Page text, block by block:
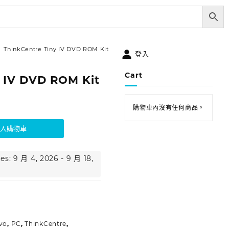
ThinkCentre Tiny IV DVD ROM Kit
DVD ROM Kit
購物車
9 月 4, 2026 - 9 月 18,
, PC,ThinkCentre,
登入
Cart
購物車內沒有任何商品。